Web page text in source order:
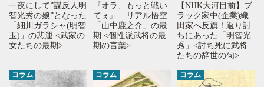
一夜にして”謀反人明
智光秀の娘”となった
「細川ガラシャ(明智
玉)」の悲運 <武家の
女たちの最期>
『オラ、もっと戦い
てぇ』…リアル悟空
「山中鹿之介」の最
期 <個性派武将の最
期の言葉>
【NHK大河目前】ブ
ラック家中(企業)織
田家へ反旗！返り討
ちにあった「明智光
秀」<討ち死に武将
たちの辞世の句>
コラム コラム コラム